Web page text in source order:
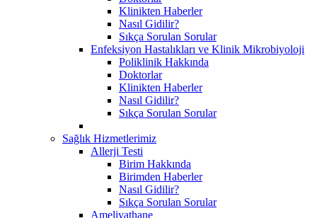
Klinikten Haberler
Nasıl Gidilir?
Sıkça Sorulan Sorular
Enfeksiyon Hastalıkları ve Klinik Mikrobiyoloji
Poliklinik Hakkında
Doktorlar
Klinikten Haberler
Nasıl Gidilir?
Sıkça Sorulan Sorular
Sağlık Hizmetlerimiz
Allerji Testi
Birim Hakkında
Birimden Haberler
Nasıl Gidilir?
Sıkça Sorulan Sorular
Ameliyathane